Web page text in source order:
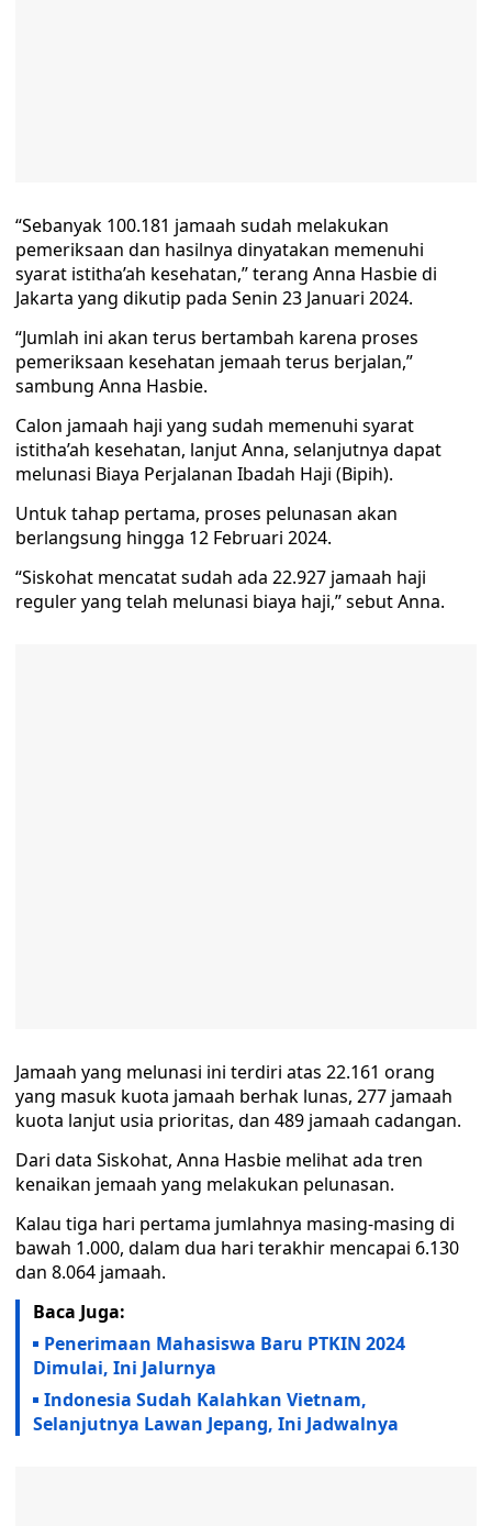
“Sebanyak 100.181 jamaah sudah melakukan
pemeriksaan dan hasilnya dinyatakan memenuhi
syarat istitha’ah kesehatan,” terang Anna Hasbie di
Jakarta yang dikutip pada Senin 23 Januari 2024.
“Jumlah ini akan terus bertambah karena proses
pemeriksaan kesehatan jemaah terus berjalan,”
sambung Anna Hasbie.
Calon jamaah haji yang sudah memenuhi syarat
istitha’ah kesehatan, lanjut Anna, selanjutnya dapat
melunasi Biaya Perjalanan Ibadah Haji (Bipih).
Untuk tahap pertama, proses pelunasan akan
berlangsung hingga 12 Februari 2024.
“Siskohat mencatat sudah ada 22.927 jamaah haji
reguler yang telah melunasi biaya haji,” sebut Anna.
Jamaah yang melunasi ini terdiri atas 22.161 orang
yang masuk kuota jamaah berhak lunas, 277 jamaah
kuota lanjut usia prioritas, dan 489 jamaah cadangan.
Dari data Siskohat, Anna Hasbie melihat ada tren
kenaikan jemaah yang melakukan pelunasan.
Kalau tiga hari pertama jumlahnya masing-masing di
bawah 1.000, dalam dua hari terakhir mencapai 6.130
dan 8.064 jamaah.
Baca Juga:
Penerimaan Mahasiswa Baru PTKIN 2024
Dimulai, Ini Jalurnya
Indonesia Sudah Kalahkan Vietnam,
Selanjutnya Lawan Jepang, Ini Jadwalnya